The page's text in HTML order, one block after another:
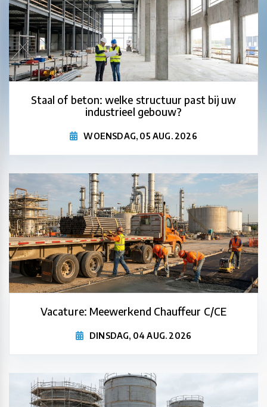
Staal of beton: welke structuur past bij uw
industrieel gebouw?
WOENSDAG, 05 AUG. 2026
Vacature: Meewerkend Chauffeur C/CE
DINSDAG, 04 AUG. 2026